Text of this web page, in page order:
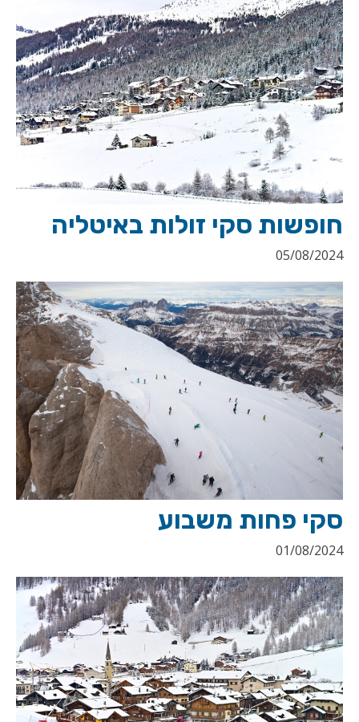
חופשות סקי זולות באיטליה
05/08/2024
סקי פחות משבוע
01/08/2024